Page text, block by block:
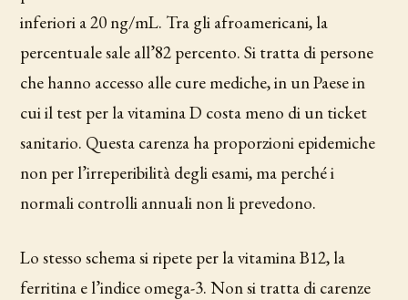
inferiori a 20 ng/mL. Tra gli afroamericani, la
percentuale sale all’82 percento. Si tratta di persone
che hanno accesso alle cure mediche, in un Paese in
cui il test per la vitamina D costa meno di un ticket
sanitario. Questa carenza ha proporzioni epidemiche
non per l’irreperibilità degli esami, ma perché i
normali controlli annuali non li prevedono.
Lo stesso schema si ripete per la vitamina B12, la
ferritina e l’indice omega-3. Non si tratta di carenze